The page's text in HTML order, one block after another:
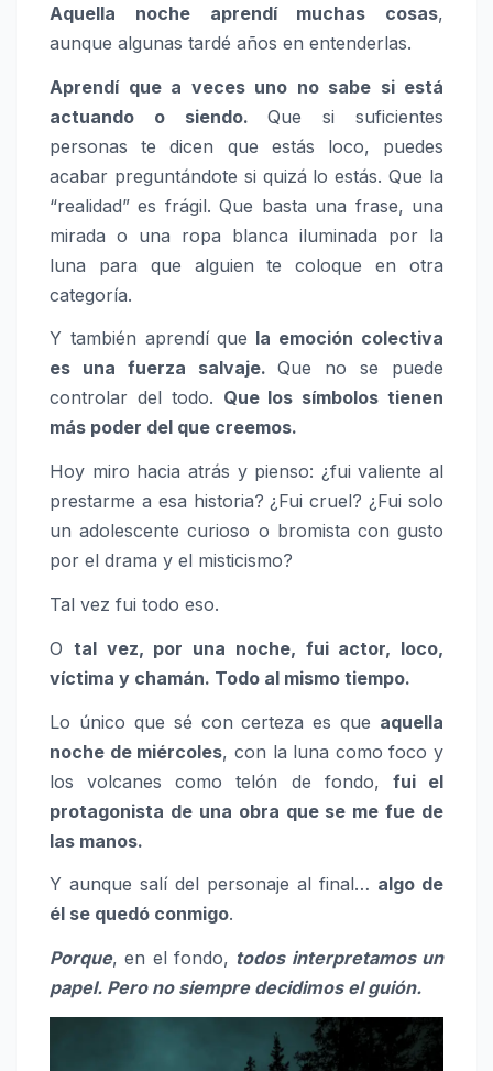
Aquella noche aprendí muchas cosas,
aunque algunas tardé años en entenderlas.
Aprendí que a veces uno no sabe si está
actuando o siendo.Que si suficientes
personas te dicen que estás loco, puedes
acabar preguntándote si quizá lo estás. Que la
“realidad” es frágil. Que basta una frase, una
mirada o una ropa blanca iluminada por la
luna para que alguien te coloque en otra
categoría.
Y también aprendí que la emoción colectiva
es una fuerza salvaje.Que no se puede
controlar del todo. Que los símbolos tienen
más poder del que creemos.
Hoy miro hacia atrás y pienso: ¿fui valiente al
prestarme a esa historia? ¿Fui cruel? ¿Fui solo
un adolescente curioso o bromista con gusto
por el drama y el misticismo?
Tal vez fui todo eso.
O tal vez, por una noche, fui actor, loco,
víctima y chamán. Todo al mismo tiempo.
Lo único que sé con certeza es que aquella
noche de miércoles, con la luna como foco y
los volcanes como telón de fondo, fui el
protagonista de una obra que se me fue de
las manos.
Y aunque salí del personaje al final… algo de
él se quedó conmigo.
Porque, en el fondo, todos interpretamos un
papel. Pero no siempre decidimos el guión.